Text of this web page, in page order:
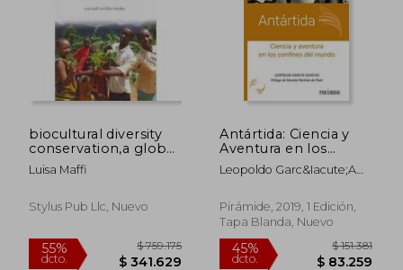
biocultural diversity
conservation,a global
sourc
Luisa Maffi
Stylus Pub Llc, Nuevo
Antártida: Ciencia y
Aventura en los
Confines del Mundo
(Ciencia Hoy)
Leopoldo Garc&Iacute;A
Pirámide, 2019, 1 Edición,
Tapa Blanda, Nuevo